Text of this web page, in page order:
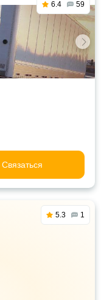
6.4 59
Связаться
5.3 1